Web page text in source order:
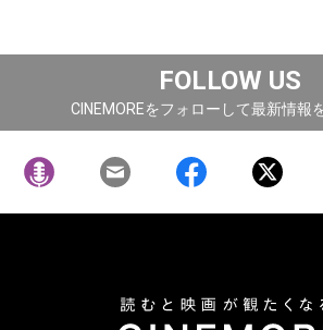
FOLLOW US
CINEMOREをフォローして最新情報